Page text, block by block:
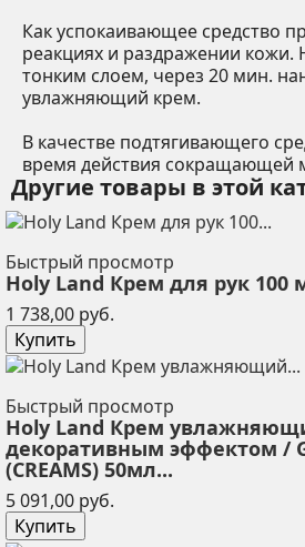
Как успокаивающее средство
реакциях и раздражении кожи.
тонким слоем, через 20 мин.
увлажняющий крем.
В качестве подтягивающего
время действия сокращающей
Другие товары в этой
Быстрый просмотр
Holy Land Крем для рук 100
1 738,00 руб.
Купить
Быстрый просмотр
Holy Land Крем
декоративным эффектом /
(CREAMS) 50мл...
5 091,00 руб.
Купить